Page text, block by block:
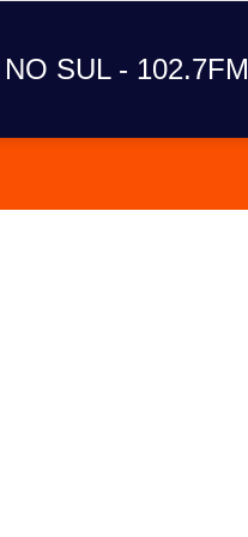
SUL - 102.7FM
RÁDIO NO SUL